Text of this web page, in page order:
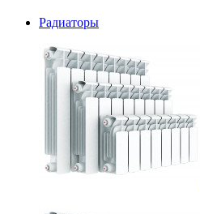
Радиаторы